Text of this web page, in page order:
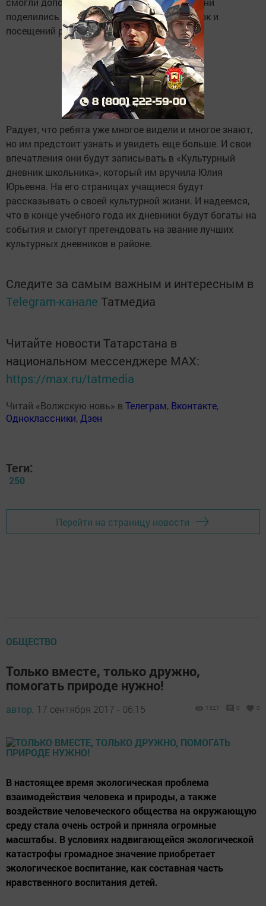
поделились впечатлениями от своих поездок и
посещений разных мест.
Радует, что ребята уже многое видели и многое знают,
но им предстоит узнать и увидеть еще больше. И свои
впечатления они будут записывать в «Культурный
дневник школьника», который им вручила Юлия
Юрьевна. На его страницах учащиеся будут
рассказывать о своей культурной жизни. И надеемся,
что в конце учебного года их дневники будут богаты на
события и смогут претендовать на звание лучших
культурных дневников в районе.
Следите за самым важным и интересным в
Telegram-канале Татмедиа
Читайте новости Татарстана в
национальном мессенджере MАХ:
https://max.ru/tatmedia
Читай «Волжскую новь» в Телеграм, Вконтакте,
Одноклассники,Дзен
Теги:
250
Перейти на страницу новости
ОБЩЕСТВО
Только вместе, только дружно,
помогать природе нужно!
автор, 17 сентября 2017 - 06:15 1527 0 0
В настоящее время экологическая проблема
взаимодействия человека и природы, а также
воздействие человеческого общества на окружающую
среду стала очень острой и приняла огромные
масштабы. В условиях надвигающейся экологической
катастрофы громадное значение приобретает
экологическое воспитание, как составная часть
нравственного воспитания детей.